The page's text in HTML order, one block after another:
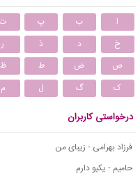
ا ب پ ت
خ
د ذ ر
ص
ض ط ظ
ک
گ ل م
درخواستی کاربران
فرزاد بهرامی - زیبای من
حامیم - یکیو دارم